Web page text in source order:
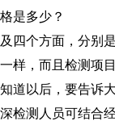
是多少？
四个方面，分别
样，而且检测项
道以后，要告诉
检测人员可结合